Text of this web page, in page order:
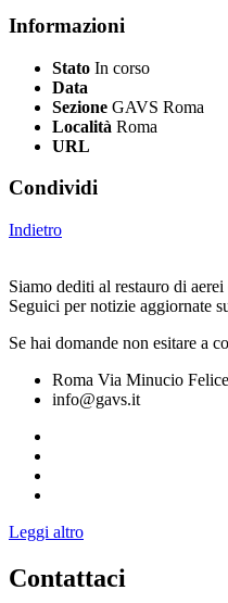
Informazioni
Stato In corso
Data
Sezione GAVS Roma
Località Roma
URL
Condividi
Indietro
Siamo dediti al restauro di
Seguici per notizie aggiornate
Se hai domande non esitare a
Roma Via Minucio
info@gavs.it
Leggi altro
Contattaci